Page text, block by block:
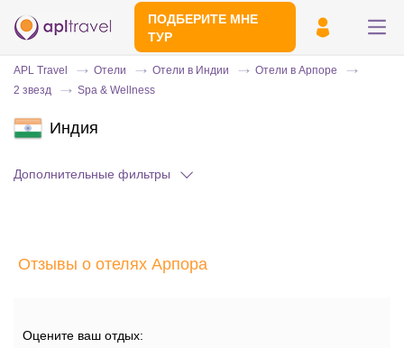
ПОДБЕРИТЕ МНЕ
ТУР
Эксперт свяжется с вами и сделает
APL Travel Отели Отели в Индии
Отели в Арпоре
2 звезд
Spa & Wellness
Индия
Дополнительные фильтры
Отзывы о отелях Арпора
Оцените ваш отдых: